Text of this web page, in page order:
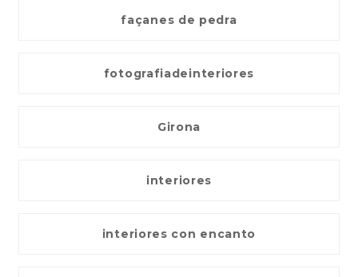
façanes de pedra
fotografiadeinteriores
Girona
interiores
interiores con encanto